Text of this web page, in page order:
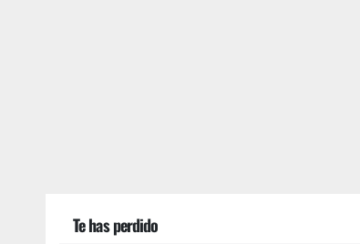
Te has perdido